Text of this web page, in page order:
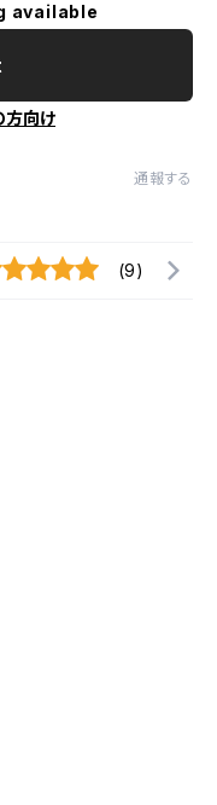
available
方向け
通報する
(9)